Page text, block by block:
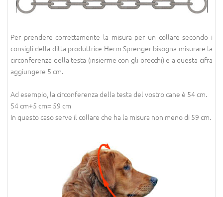
Per prendere correttamente la misura per un collare secondo i
consigli della ditta produttrice Herm Sprenger bisogna misurare la
circonferenza della testa (insierme con gli orecchi) e a questa cifra
aggiungere 5 cm.
Ad esempio, la circonferenza della testa del vostro cane è 54 cm.
54 cm+5 cm= 59 cm
In questo caso serve il collare che ha la misura non meno di 59 cm.